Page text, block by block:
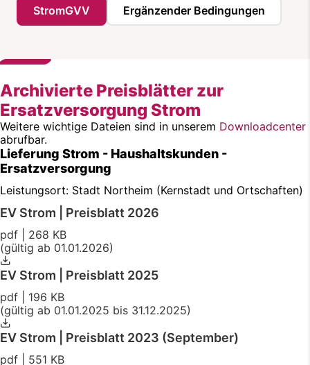
StromGVV
Ergänzender Bedingungen
Archivierte Preisblätter zur
Ersatzversorgung Strom
Weitere wichtige Dateien sind in unserem Downloadcenter
abrufbar.
Lieferung Strom - Haushaltskunden -
Ersatzversorgung
Leistungsort: Stadt Northeim (Kernstadt und Ortschaften)
EV Strom | Preisblatt 2026
pdf | 268 KB
(gültig ab 01.01.2026)
EV Strom | Preisblatt 2025
pdf | 196 KB
(gültig ab 01.01.2025 bis 31.12.2025)
EV Strom | Preisblatt 2023 (September)
pdf | 551 KB